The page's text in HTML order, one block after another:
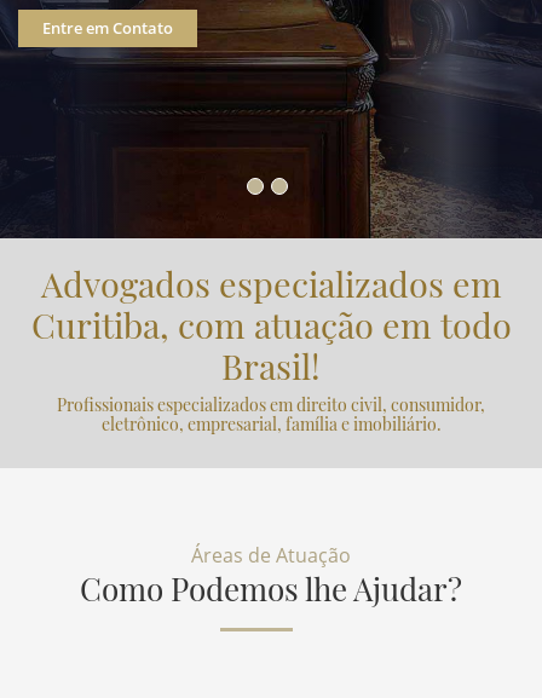
Entre em Contato
Advogados especializados em
Curitiba, com atuação em todo
Brasil!
Profissionais especializados em direito civil, consumidor,
eletrônico, empresarial, família e imobiliário.
Áreas de Atuação
Como Podemos lhe Ajudar?